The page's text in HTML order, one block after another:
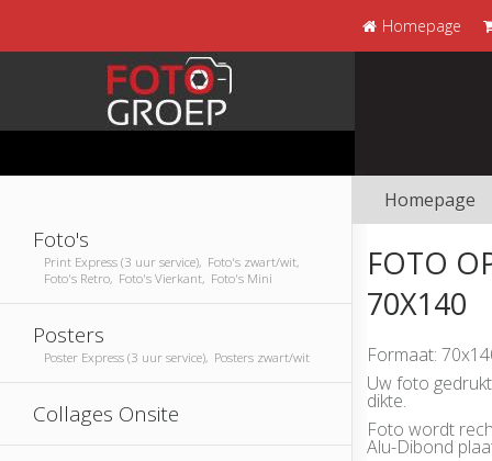
Homepage
Foto's
Print Express (3 uur service), Foto's zwart/wit,
Foto's Retro, Foto's Vierkant, Foto's Mini
Posters
Poster Express (3 uur service), Posters zwart/wit
Collages Onsite
Homepage
FOTO
70X140
Formaat:
Uw foto
dikte.
Foto wordt
Alu-Dibond